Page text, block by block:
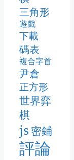
三角形
遊戲
下載
碼表
複合字首
尹倉
正方形
世界弈
棋
js 密鋪
評論